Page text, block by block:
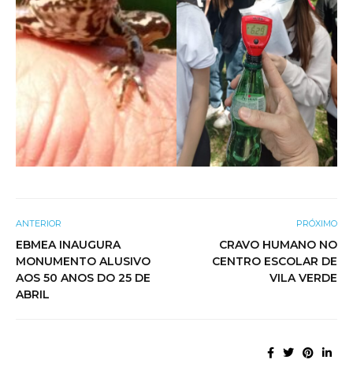
ANTERIOR
EBMEA INAUGURA
MONUMENTO ALUSIVO
AOS 50 ANOS DO 25 DE
ABRIL
PRÓXIMO
CRAVO HUMANO NO
CENTRO ESCOLAR DE
VILA VERDE